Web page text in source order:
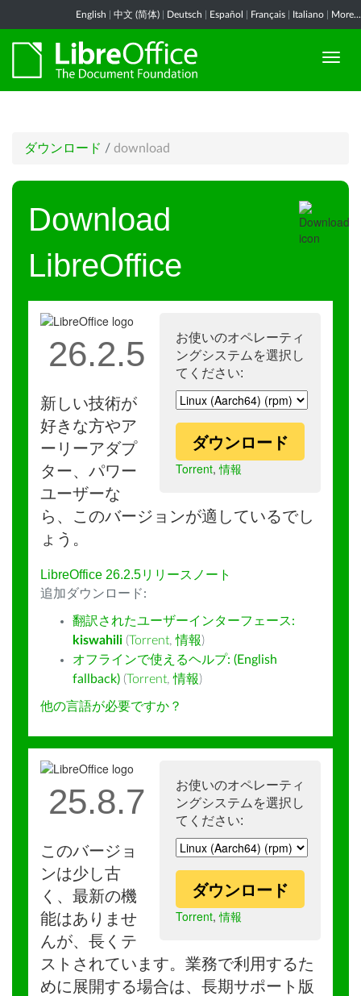
English 中文 (简体) Deutsch Español Français Italiano More...
ダウンロード / download
Download
LibreOffice
お使いのオペレーティ
ングシステムを選択し
てください:
ダウンロード
Torrent,情報
26.2.5
新しい技術が
好きな方やア
ーリーアダプ
ター、パワー
ユーザーな
ら、このバージョンが適しているでし
ょう。
LibreOffice 26.2.5リリースノート
追加ダウンロード:
翻訳されたユーザーインターフェース:
kiswahili (Torrent,情報)
オフラインで使えるヘルプ: (English
fallback) (Torrent,情報)
他の言語が必要ですか？
お使いのオペレーティ
ングシステムを選択し
てください:
ダウンロード
Torrent,情報
25.8.7
このバージョ
ンは少し古
く、最新の機
能はありませ
んが、長くテ
ストされています。業務で利用するた
めに展開する場合は、長期サポート版